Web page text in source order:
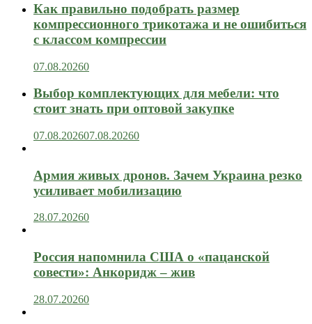
Как правильно подобрать размер
компрессионного трикотажа и не ошибиться
с классом компрессии
07.08.20260
Выбор комплектующих для мебели: что
стоит знать при оптовой закупке
07.08.202607.08.20260
Армия живых дронов. Зачем Украина резко
усиливает мобилизацию
28.07.20260
Россия напомнила США о «пацанской
совести»: Анкоридж – жив
28.07.20260